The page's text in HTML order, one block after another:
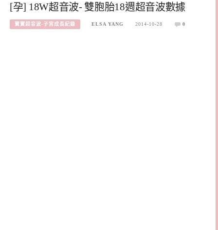
[孕] 18W超音波- 雙胞胎18週超音波數據
寶寶超音波-子宮成長紀錄 ELSA YANG 2014-10-28 0